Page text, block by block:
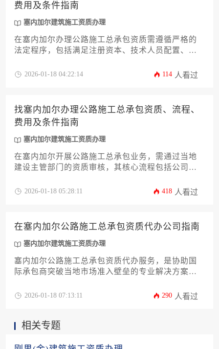
费用及条件指南
塞内加尔建筑施工资质办理
在塞内加尔办理公路施工总承包资质需遵循严格的
法定程序，包括满足注册资本、技术人员配置、设
门审核、现场核查及证书颁发等关键流程，整体费
2026-01-18 04:22:14 114 人看过
找塞内加尔办理公路施工总承包资质、流程、
费用及条件指南
塞内加尔建筑施工资质办理
在塞内加尔开展公路施工总承包业务，需通过当地
建设主管部门的资质审核，其核心流程包括公司注
册资本、专业技术人员配置等硬性条件，总费用根
2026-01-18 05:28:11 418 人看过
在塞内加尔公路施工总承包资质代办公司指南
塞内加尔建筑施工资质办理
塞内加尔公路施工总承包资质代办服务，是协助国
际承包商突破当地市场准入壁垒的专业解决方案，
理，有效规避因文化差异和制度隔阂导致的合规风
2026-01-18 07:13:11 290 人看过
相关专题